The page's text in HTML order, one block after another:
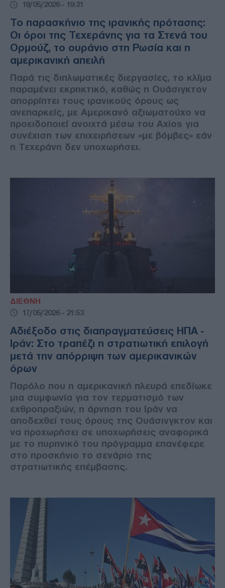
18/05/2026 - 19:31
Το παρασκήνιο της ιρανικής πρότασης:
Οι όροι της Τεχεράνης για τα Στενά του
Ορμούζ, το ουράνιο στη Ρωσία και η
αμερικανική απειλή
Παρά τις διπλωματικές διεργασίες, το κλίμα
παραμένει εκρηκτικό, καθώς η Ουάσιγκτον
απορρίπτει τους ιρανικούς όρους ως
ανεπαρκείς, με Αμερικανό αξιωματούχο να
προειδοποιεί ανοιχτά μέσω του Axios για
συνέχιση των επιχειρήσεων «με βόμβες» εάν
η Τεχεράνη δεν υποχωρήσει.
ΔΙΕΘΝΗ
17/05/2026 - 21:53
Αδιέξοδο στις διαπραγματεύσεις ΗΠΑ -
Ιράν: Στο τραπέζι η στρατιωτική επιλογή
μετά την απόρριψη των αμερικανικών
όρων
Παρόλο που η αμερικανική πλευρά επεδίωκε
μια συμφωνία για τον τερματισμό των
εχθροπραξιών, η άρνηση του Ιράν να
αποδεχθεί τους όρους της Ουάσινγκτον και
να προχωρήσει σε υποχωρήσεις αναφορικά
με το πυρηνικό του πρόγραμμα επανέφερε
στο προσκήνιο το σενάριο της
στρατιωτικής επέμβασης.